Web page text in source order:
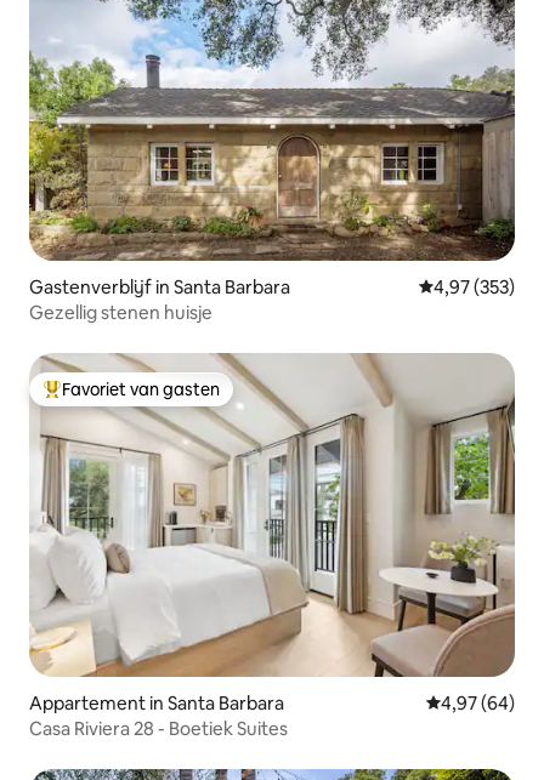
Gastenverblijf in Santa Barbara Gemiddelde
4,97 (353)
Gezellig stenen huisje
Topfavoriet van gasten
Favoriet van gasten
Appartement in Santa Barbara Gemiddelde
4,97 (64)
Casa Riviera 28 - Boetiek Suites